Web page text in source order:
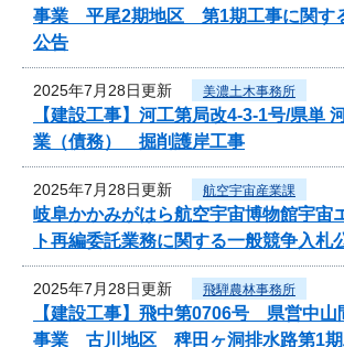
事業 平尾2期地区 第1期工事に関す
公告
2025年7月28日更新 美濃土木事務所
【建設工事】河工第局改4-3-1号/県単
業（債務） 掘削護岸工事
2025年7月28日更新 航空宇宙産業課
岐阜かかみがはら航空宇宙博物館宇宙
ト再編委託業務に関する一般競争入札
2025年7月28日更新 飛騨農林事務所
【建設工事】飛中第0706号 県営中山
事業 古川地区 稗田ヶ洞排水路第1期